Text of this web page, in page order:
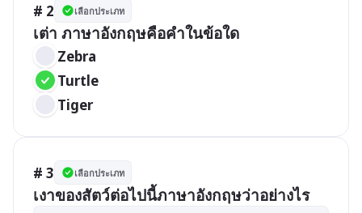
# 2 เลือกประเภท
เต่า ภาษาอังกฤษคือคำในข้อใด
Zebra
Turtle
Tiger
# 3 เลือกประเภท
เงาของสัตว์ต่อไปนี้ภาษาอังกฤษว่าอย่างไร